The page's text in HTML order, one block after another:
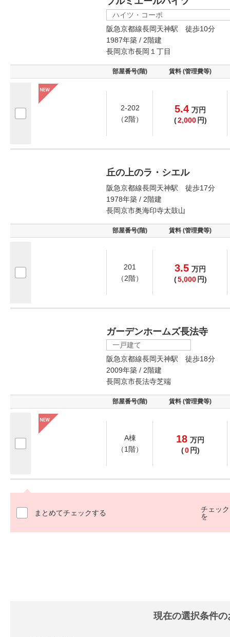
ハイツ・コーポ
阪急京都線長岡天神駅 徒歩10分
1987年築 / 2階建
長岡京市長岡１丁目
部屋番号(階) 賃料 (管理費等)
2-202
（2階）
5.4 万円
(2,000 円)
丘の上のラ・シエル
阪急京都線長岡天神駅 徒歩17分
1978年築 / 2階建
長岡京市奥海印寺太鼓山
部屋番号(階) 賃料 (管理費等)
201
（2階）
3.5 万円
(5,000 円)
ガーデンホームズ長法寺
一戸建て
阪急京都線長岡天神駅 徒歩18分
2009年築 / 2階建
長岡京市長法寺芝端
部屋番号(階) 賃料 (管理費等)
A棟
（1階）
18 万円
(0 円)
まとめてチェックする
チェッ
を
現在の選択条件